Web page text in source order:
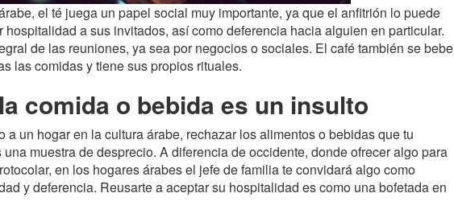
el té juega un papel social muy importante, ya que el anfitrión lo puede
hospitalidad a sus invitados, así como deferencia hacia alguien en particular.
de las reuniones, ya sea por negocios o sociales. El café también se bebe
las comidas y tiene sus propios rituales.
comida o bebida es un insulto
a un hogar en la cultura árabe, rechazar los alimentos o bebidas que tu
muestra de desprecio. A diferencia de occidente, donde ofrecer algo para
en los hogares árabes el jefe de familia te convidará algo como
y deferencia. Reusarte a aceptar su hospitalidad es como una bofetada en